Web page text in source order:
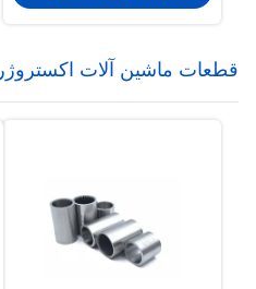
قطعات ماشین آلات اکستروژر